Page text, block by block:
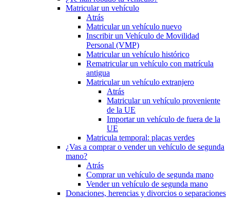
Matricular un vehículo
Atrás
Matricular un vehículo nuevo
Inscribir un Vehículo de Movilidad
Personal (VMP)
Matricular un vehículo histórico
Rematricular un vehículo con matrícula
antigua
Matricular un vehículo extranjero
Atrás
Matricular un vehículo proveniente
de la UE
Importar un vehículo de fuera de la
UE
Matricula temporal: placas verdes
¿Vas a comprar o vender un vehículo de segunda
mano?
Atrás
Comprar un vehículo de segunda mano
Vender un vehículo de segunda mano
Donaciones, herencias y divorcios o separaciones